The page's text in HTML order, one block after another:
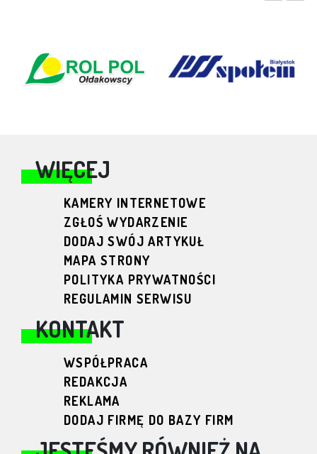
WIĘCEJ
KAMERY INTERNETOWE
ZGŁOŚ WYDARZENIE
DODAJ SWÓJ ARTYKUŁ
MAPA STRONY
POLITYKA PRYWATNOŚCI
REGULAMIN SERWISU
KONTAKT
WSPÓŁPRACA
REDAKCJA
REKLAMA
DODAJ FIRMĘ DO BAZY FIRM